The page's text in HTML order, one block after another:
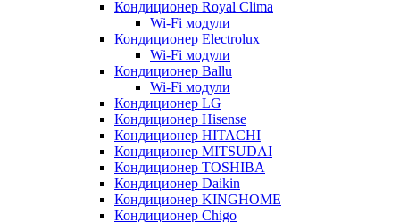
Кондиционер Royal Clima
Wi-Fi модули
Кондиционер Electrolux
Wi-Fi модули
Кондиционер Ballu
Wi-Fi модули
Кондиционер LG
Кондиционер Hisense
Кондиционер HITACHI
Кондиционер MITSUDAI
Кондиционер TOSHIBA
Кондиционер Daikin
Кондиционер KINGHOME
Кондиционер Chigo